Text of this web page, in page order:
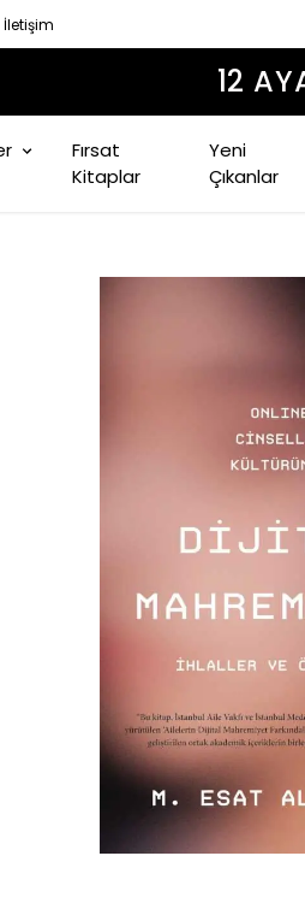
İletişim
TAKSİT İMKANI
Fırsat
Kitaplar
Yeni
Çıkanlar